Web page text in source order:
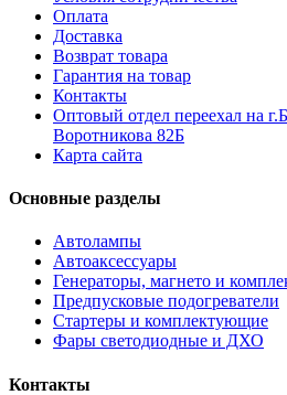
Оплата
Доставка
Возврат товара
Гарантия на товар
Контакты
Оптовый отдел переехал на
Воротникова 82Б
Карта сайта
Основные разделы
Автолампы
Автоаксессуары
Генераторы, магнето и
Предпусковые подогреватели
Стартеры и комплектующие
Фары светодиодные и ДХО
Контакты